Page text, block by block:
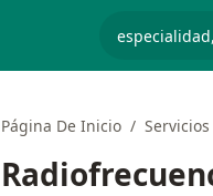
Página De Inicio Servicios